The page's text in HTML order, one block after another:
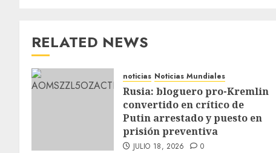
RELATED NEWS
noticias Noticias Mundiales
Rusia: bloguero pro-Kremlin
convertido en crítico de
Putin arrestado y puesto en
prisión preventiva
JULIO 18, 2026 0